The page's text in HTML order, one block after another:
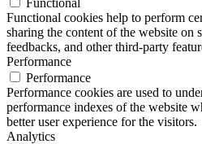
Functional
Functional cookies help to perform
sharing the content of the website on
feedbacks, and other third-party
Performance
Performance
Performance cookies are used to
performance indexes of the website
better user experience for the visitors.
Analytics